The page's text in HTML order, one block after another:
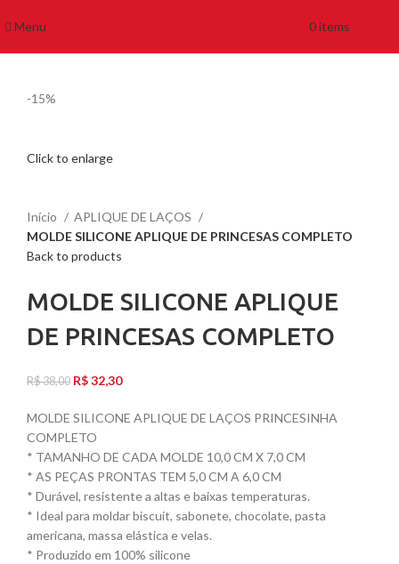
Menu 0items
-15%
Click to enlarge
Início
APLIQUE DE LAÇOS
MOLDE SILICONE APLIQUE DE PRINCESAS COMPLETO
Back to products
MOLDE SILICONE APLIQUE
DE PRINCESAS COMPLETO
R$38,00 R$32,30
MOLDE SILICONE APLIQUE DE LAÇOS PRINCESINHA
COMPLETO
* TAMANHO DE CADA MOLDE 10,0 CM X 7,0 CM
* AS PEÇAS PRONTAS TEM 5,0 CM A 6,0 CM
* Durável, resistente a altas e baixas temperaturas.
* Ideal para moldar biscuit, sabonete, chocolate, pasta
americana, massa elástica e velas.
* Produzido em 100% silicone